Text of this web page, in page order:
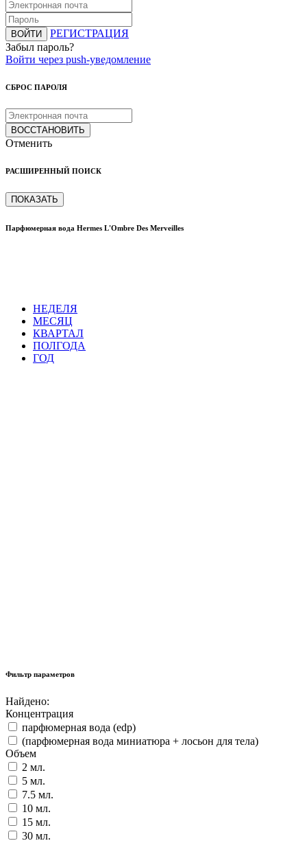
ВОЙТИ
РЕГИСТРАЦИЯ
Забыл пароль?
Войти через push-уведомление
СБРОС ПАРОЛЯ
ВОССТАНОВИТЬ
Отменить
РАСШИРЕННЫЙ ПОИСК
ПОКАЗАТЬ
Парфюмерная вода Hermes L'Ombre Des Merveilles
НЕДЕЛЯ
МЕСЯЦ
КВАРТАЛ
ПОЛГОДА
ГОД
Фильтр параметров
Найдено:
Концентрация
парфюмерная вода (edp)
(парфюмерная вода миниатюра + лосьон для тела)
Объем
2 мл.
5 мл.
7.5 мл.
10 мл.
15 мл.
30 мл.